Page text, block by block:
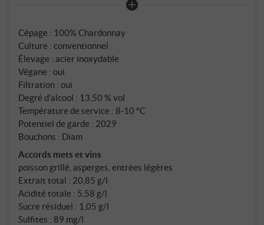
seulement la géographie, mais la conviction que la
bonnes conditions pour cela. Le chardonnay pousse à
environ 400 mètres le long de la célèbre route des
vins Haut-Adige, sur des sols morainiques datant de
l'ère glaciaire – calcaires, bien aérés, avec une
capacité naturelle à mûrir lentement. Vendange
manuelle, traitement en acier inoxydable : frais et
typique du cépage.
Cépage : 100% Chardonnay
Culture : conventionnel
Élevage : acier inoxydable
Végane : oui
Filtration : oui
Degré d'alcool : 13,50 % vol
Température de service : 8‑10 °C
Potentiel de garde : 2029
Bouchons : Diam
Accords mets et vins
poisson grillé, asperges, entrées légères
Extrait total : 20,85 g/l
Acidité totale : 5,58 g/l
Sucre résiduel : 1,05 g/l
Sulfites : 89 mg/l